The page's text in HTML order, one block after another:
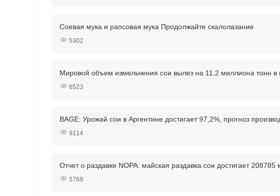
Соевая мука и рапсовая мука Продолжайте скалолазание
5302
Мировой объем измельчения сои вылез на 11,2 миллиона тонн в
6523
BAGE: Урожай сои в Аргентине достигает 97,2%, прогноз
9114
Отчет о раздавке NOPA: майская раздавка сои достигает
5769